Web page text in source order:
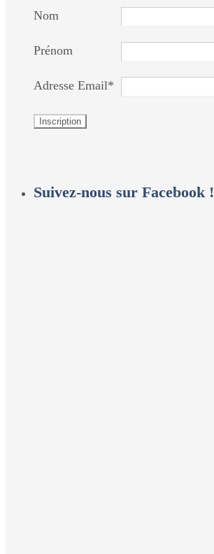
Nom
Prénom
Adresse Email*
Suivez-nous sur Facebook !